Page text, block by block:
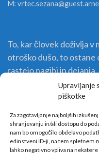
Upravljanje
piškotke
Za zagotavljanje najboljših
shranjevanju in/ali dostopu do
nam bo omogočilo obdelavo
edinstveni ID-ji, na tem spletnem
lahko negativno vpliva na
M:
To, kar človek doživlja v
otroško dušo, to ostane
rastejo nagibi in dejanja.